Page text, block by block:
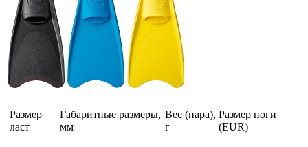
Размер
ласт
Габаритные размеры,
мм
Вес (пара),
г
Размер ноги
(EUR)